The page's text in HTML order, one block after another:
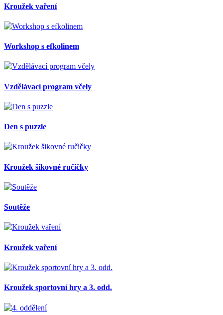
Kroužek vaření
Workshop s efkolinem
Vzdělávací program včely
Den s puzzle
Kroužek šikovné ručičky
Soutěže
Kroužek vaření
Kroužek sportovní hry a 3. odd.